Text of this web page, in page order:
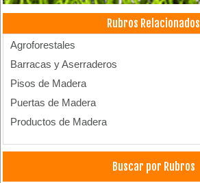
Rubros Relacionados
Agroforestales
Barracas y Aserraderos
Pisos de Madera
Puertas de Madera
Productos de Madera
Buscar por Rubros